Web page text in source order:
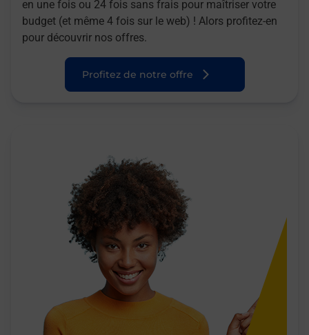
en une fois ou 24 fois sans frais pour maîtriser votre
budget (et même 4 fois sur le web) ! Alors profitez-en
pour découvrir nos offres.
Profitez de notre offre